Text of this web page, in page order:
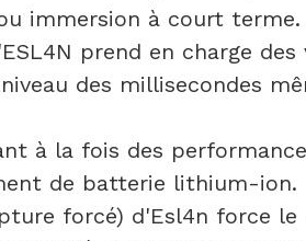
immersion à court terme.
prend en charge
des millisecondes
à la fois des
de batterie lithium-ion.
forcé) d'Esl4n force